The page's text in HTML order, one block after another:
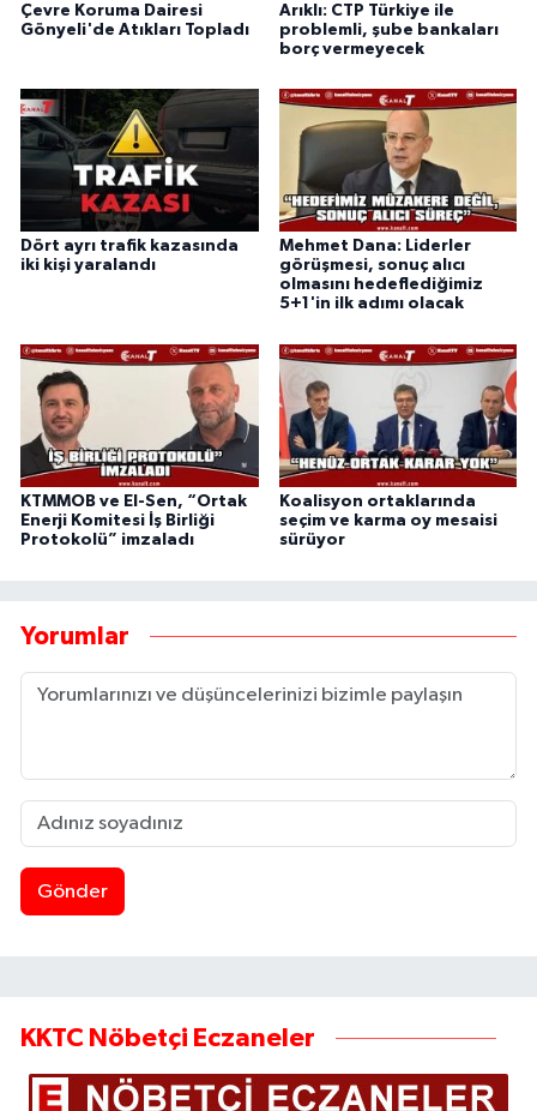
Çevre Koruma Dairesi
Gönyeli'de Atıkları Topladı
Arıklı: CTP Türkiye ile
problemli, şube bankaları
borç vermeyecek
Dört ayrı trafik kazasında
iki kişi yaralandı
Mehmet Dana: Liderler
görüşmesi, sonuç alıcı
olmasını hedeflediğimiz
5+1'in ilk adımı olacak
KTMMOB ve El-Sen, “Ortak
Enerji Komitesi İş Birliği
Protokolü” imzaladı
Koalisyon ortaklarında
seçim ve karma oy mesaisi
sürüyor
Yorumlar
Gönder
KKTC Nöbetçi Eczaneler